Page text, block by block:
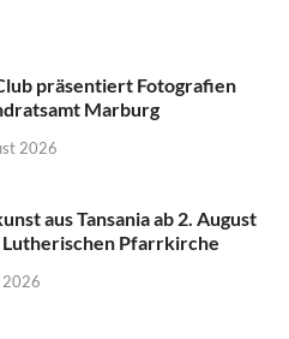
präsentiert Fotografien
Marburg
2026
aus Tansania ab 2. August
Lutherischen Pfarrkirche
2026